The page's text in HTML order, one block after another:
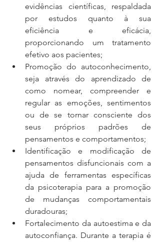
evidências científicas, respaldada
por estudos quanto à sua
eficiência e eficácia,
proporcionando um tratamento
efetivo aos pacientes;
Promoção do autoconhecimento,
seja através do aprendizado de
como nomear, compreender e
regular as emoções, sentimentos
ou de se tornar consciente dos
seus próprios padrões de
pensamentos e comportamentos;
Identificação e modificação de
pensamentos disfuncionais com a
ajuda de ferramentas específicas
da psicoterapia para a promoção
de mudanças comportamentais
duradouras;
Fortalecimento da autoestima e da
autoconfiança. Durante a terapia é